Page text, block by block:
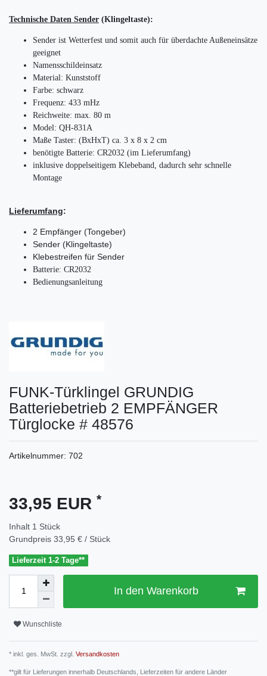
Technische Daten Sender (Klingeltaste):
Sender ist Wetterfest und somit auch für überdachte Außeneinsätze
geeignet
Namensschildeinsatz
Material: Kunststoff
Farbe: schwarz
Frequenz: 433 mHz
Reichweite: max. 80 m
Model: QH-831A
Maße Taster: (BxHxT) ca. 3 x 8 x 2 cm
benötigte Batterie: CR2032 (im Lieferumfang)
inklusive doppelseitigem Klebeband, dadurch sehr schnelle
Montage
Lieferumfang:
2 Empfänger (Tongeber)
Sender (Klingeltaste)
Klebestreifen für Sender
Batterie: CR2032
Bedienungsanleitung
FUNK-Türklingel GRUNDIG
Batteriebetrieb 2 EMPFÄNGER
Türglocke # 48576
Artikelnummer: 702
33,95 EUR *
Inhalt 1 Stück
Grundpreis 33,95 € / Stück
Lieferzeit 1-2 Tage**
In den Warenkorb
Wunschliste
* inkl. ges. MwSt. zzgl. Versandkosten
**gilt für Lieferungen innerhalb Deutschlands, Lieferzeiten für andere Länder